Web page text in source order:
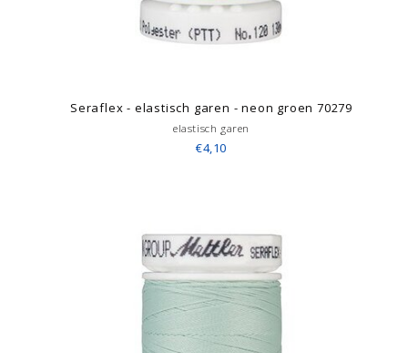
Seraflex - elastisch garen - neon groen 70279
elastisch garen
€4,10